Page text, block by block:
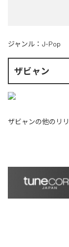
ジャンル： J-Pop
ザビャン
ザビャンの他のリ